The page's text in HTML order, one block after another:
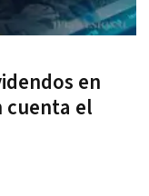
en
cuenta el